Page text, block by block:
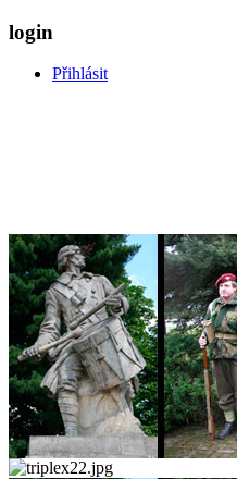
login
Přihlásit